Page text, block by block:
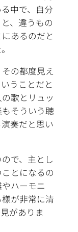
中で、自分
、違うもの
あるのだと
の都度見え
うことだと
歌とリュッ
そういう聴
奏だと思い
で、主とし
とになるの
ハーモニ
が非常に清
がありま